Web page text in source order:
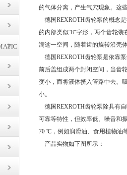
的气体分离，产生气穴现象。这
德国REXROTH齿轮泵的概念
的内部类似“8"字形，两个齿轮
满这一空间，随着齿的旋转沿壳
德国REXROTH齿轮泵是依靠
前后盖组成两个封闭空间，当齿
变小，而将液体挤入管路中去。
小。
德国REXROTH齿轮泵除具有
可靠等特性，但效率低、噪音和
70 ℃，例如润滑油、食用植物油
产品实物如下图所示：